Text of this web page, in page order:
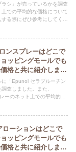
シ」が売っているかを調査
での平均的な価格について
る際にぜひ参考にしてくだ
ンスプレーはどこで
ッピングモールでも
格と共に紹介しま
に「Epunol セラブルーチン
査しました。また、
ーのネット上での平均的な
ローションはどこで
ッピングモールでも
格と共に紹介しま